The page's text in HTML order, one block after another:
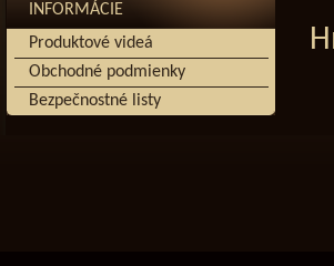
INFORMÁCIE
Produktové videá
Obchodné podmienky
Bezpečnostné listy